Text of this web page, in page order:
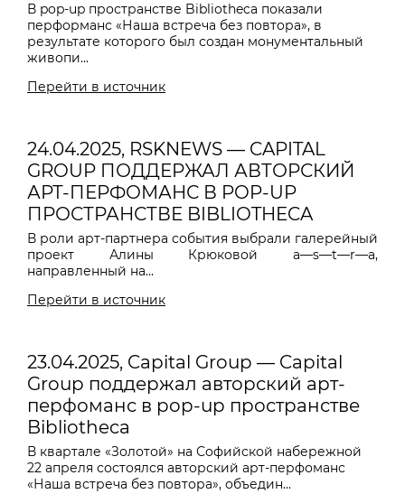
В pop-up пространстве Bibliotheca показали
перформанс «Наша встреча без повтора», в
результате которого был создан монументальный
живопи...
Перейти в источник
24.04.2025, RSKNEWS — CAPITAL
GROUP ПОДДЕРЖАЛ АВТОРСКИЙ
АРТ-ПЕРФОМАНС В POP-UP
ПРОСТРАНСТВЕ BIBLIOTHECA
В роли арт-партнера события выбрали галерейный
проект Алины Крюковой a—s—t—r—a,
направленный на...
Перейти в источник
23.04.2025, Capital Group — Capital
Group поддержал авторский арт-
перфоманс в pop-up пространстве
Bibliotheca
В квартале «Золотой» на Софийской набережной
22 апреля состоялся авторский арт-перфоманс
«Наша встреча без повтора», объедин...